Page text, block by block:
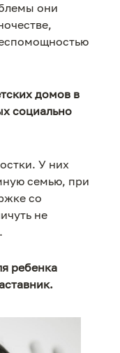
они
домов в
социально
У них
семью, при
со
не
ребенка